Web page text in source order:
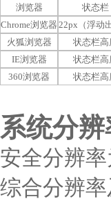
浏览器 状态栏
Chrome浏览器 22px（浮动
火狐浏览器
状态栏高
IE浏览器
状态栏高
360浏览器
状态栏高
系统分
安全分辨率
综合分辨